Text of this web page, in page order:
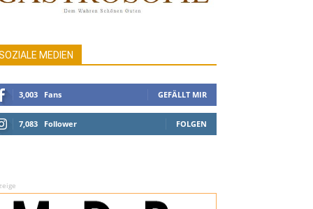
MEDIEN
3,003 Fans GEFÄLLT MIR
7,083 Follower FOLGEN